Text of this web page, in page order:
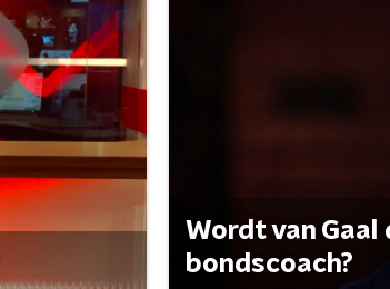
Wordt van
bondscoach?